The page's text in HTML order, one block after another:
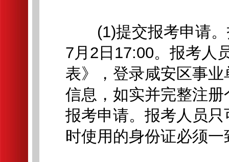
(1)提交报考申请。
7月2日17:00。报考人
表》，登录咸安区事
信息，如实并完整注
报考申请。报考人员
时使用的身份证必须一